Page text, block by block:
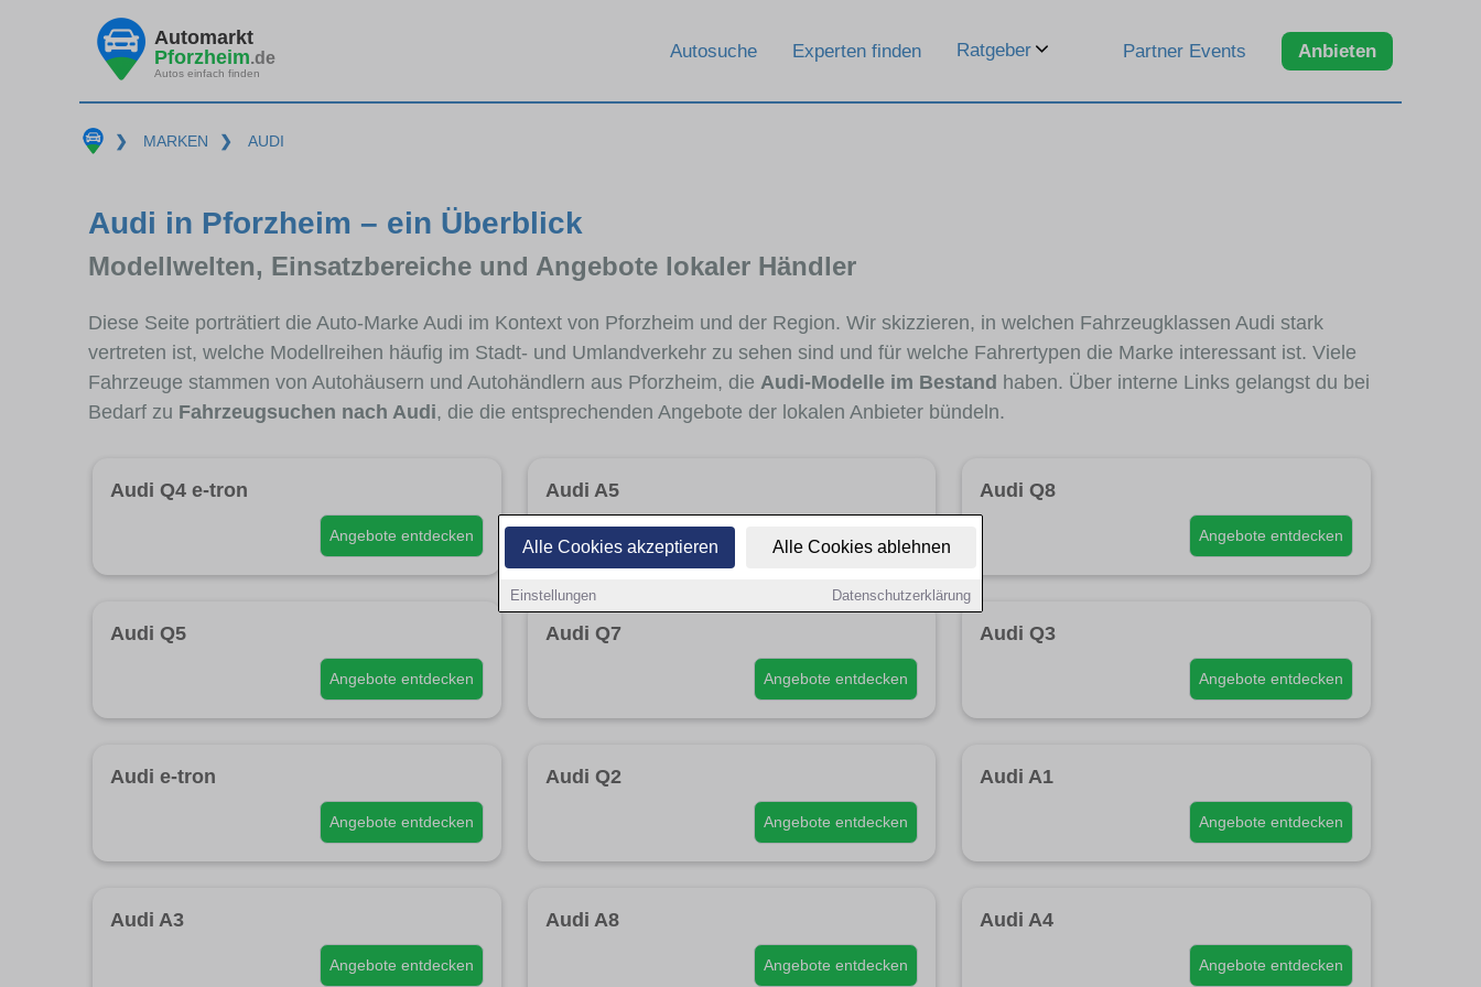
Alle Cookies akzeptieren Alle Cookies ablehnen
Einstellungen Datenschutzerklärung
Automarkt
Pforzheim.de
Autos einfach finden
Autosuche Experten finden Ratgeber Partner Events Anbieten
❯ MARKEN ❯ AUDI
Audi in Pforzheim – ein Überblick
Modellwelten, Einsatzbereiche und Angebote lokaler Händler
Diese Seite porträtiert die Auto-Marke Audi im Kontext von Pforzheim und der Region. Wir skizzieren, in welchen Fahrzeugklassen Audi stark
vertreten ist, welche Modellreihen häufig im Stadt- und Umlandverkehr zu sehen sind und für welche Fahrertypen die Marke interessant ist. Viele
Fahrzeuge stammen von Autohäusern und Autohändlern aus Pforzheim, die Audi-Modelle im Bestand haben. Über interne Links gelangst du bei
Bedarf zu Fahrzeugsuchen nach Audi, die die entsprechenden Angebote der lokalen Anbieter bündeln.
Audi Q4 e-tron
Angebote entdecken
Audi A5 Audi Q8
Angebote entdecken
Audi Q5
Angebote entdecken
Audi Q7
Angebote entdecken
Audi Q3
Angebote entdecken
Audi e-tron
Angebote entdecken
Audi Q2
Angebote entdecken
Audi A1
Angebote entdecken
Audi A3
Angebote entdecken
Audi A8
Angebote entdecken
Audi A4
Angebote entdecken